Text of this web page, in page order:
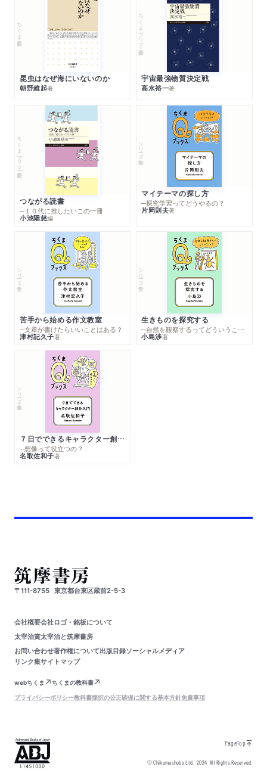
ちくま新書
昆虫はなぜ海にいないのか
朝野維起著
ちくまプリマー新書
宇宙最強物質決定戦
高水裕一著
ちくまプリマー新書
つながる読書
─１０代に推したいこの一冊
小池陽慈編
シリーズ・全集
マイテーマの探し方
─探究学習ってどうやるの？
片岡則夫著
シリーズ・全集
苦手から始める作文教室
─文章が書けたらいいことはある？
津村記久子著
シリーズ・全集
生きものを探究する
─自然を観察するってどういうこと？
小島渉著
シリーズ・全集
７日でできるキャラクター創作入門
─想像って役立つの？
名取佐和子著
〒111-8755 東京都台東区蔵前2-5-3
会社概要会社ロゴ・銘板について
太宰治賞太宰治と筑摩書房
お問い合わせ著作権について出版目録ソーシャルメディア
リンク集サイトマップ
webちくま
ちくまの教科書
プライバシーポリシー教科書採択の公正確保に関する基本方針免責事項
PageTop
© Chikumashobo Ltd.2024 All Rights Reserved.